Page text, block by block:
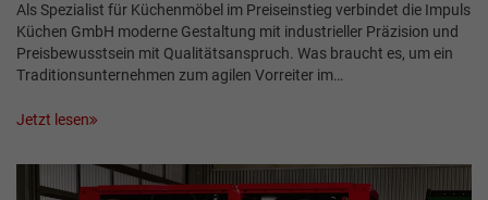
Als Spezialist für Küchenmöbel im Preiseinstieg verbindet die Impuls
Küchen GmbH moderne Gestaltung mit industrieller Präzision und
Preisbewusstsein mit Qualitätsanspruch. Was braucht es, um ein
Traditionsunternehmen zum agilen Vorreiter im…
Jetzt lesen